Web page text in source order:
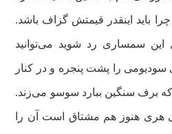
باید اینقدر قیمتش گزاف باشد.
سمساری رد شوید می‌توانید
را پشت پنجره و در کنار
که برف سنگین ببارد سوسو می‌زند.
هری هنوز هم مشتاق است آن را